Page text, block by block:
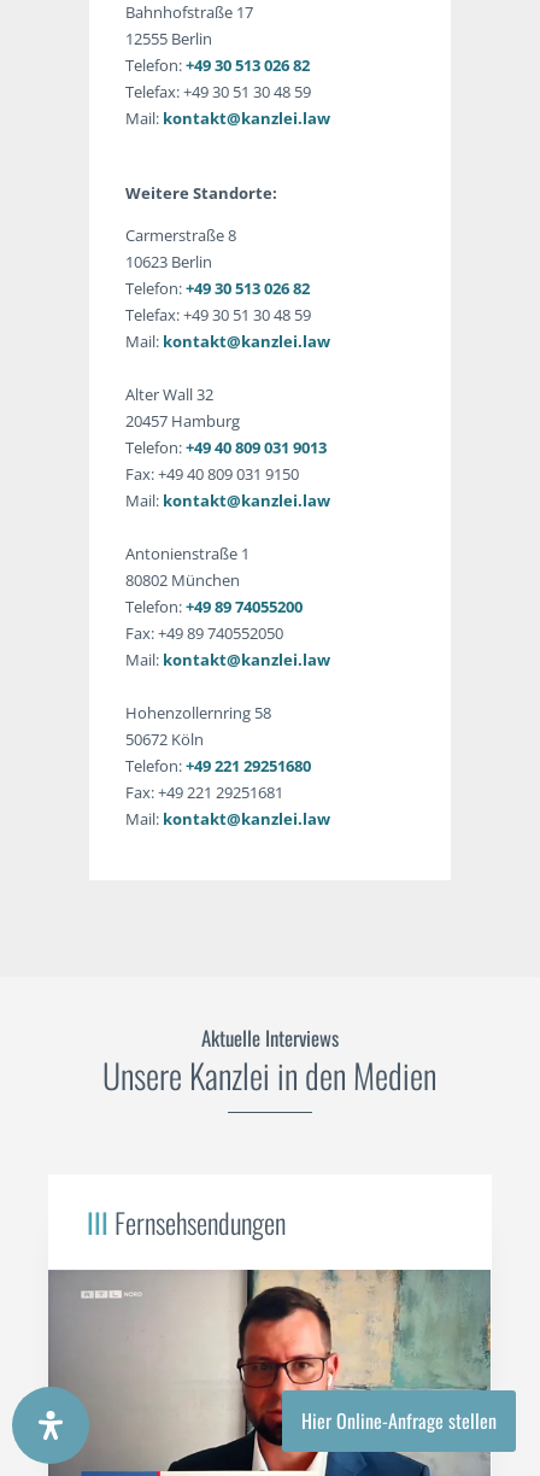
Hier Online-Anfrage stellen
Bahnhofstraße 17
12555 Berlin
Telefon:+49 30 513 026 82
Telefax: +49 30 51 30 48 59
Mail: kontakt@kanzlei.law
Weitere Standorte:
Carmerstraße 8
10623 Berlin
Telefon:+49 30 513 026 82
Telefax: +49 30 51 30 48 59
Mail: kontakt@kanzlei.law
Alter Wall 32
20457 Hamburg
Telefon:+49 40 809 031 9013
Fax: +49 40 809 031 9150
Mail: kontakt@kanzlei.law
Antonienstraße 1
80802 München
Telefon:+49 89 74055200
Fax: +49 89 740552050
Mail: kontakt@kanzlei.law
Hohenzollernring 58
50672 Köln
Telefon:+49 221 29251680
Fax: +49 221 29251681
Mail: kontakt@kanzlei.law
Aktuelle Interviews
Unsere Kanzlei in den Medien
III Fernsehsendungen